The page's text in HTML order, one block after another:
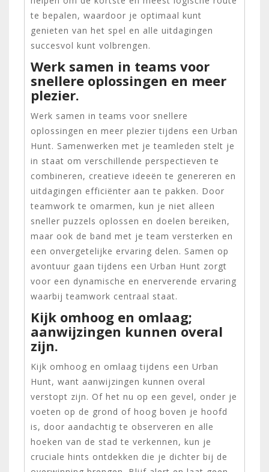
te bepalen, waardoor je optimaal kunt
genieten van het spel en alle uitdagingen
succesvol kunt volbrengen.
Werk samen in teams voor
snellere oplossingen en meer
plezier.
Werk samen in teams voor snellere
oplossingen en meer plezier tijdens een Urban
Hunt. Samenwerken met je teamleden stelt je
in staat om verschillende perspectieven te
combineren, creatieve ideeën te genereren en
uitdagingen efficiënter aan te pakken. Door
teamwork te omarmen, kun je niet alleen
sneller puzzels oplossen en doelen bereiken,
maar ook de band met je team versterken en
een onvergetelijke ervaring delen. Samen op
avontuur gaan tijdens een Urban Hunt zorgt
voor een dynamische en enerverende ervaring
waarbij teamwork centraal staat.
Kijk omhoog en omlaag;
aanwijzingen kunnen overal
zijn.
Kijk omhoog en omlaag tijdens een Urban
Hunt, want aanwijzingen kunnen overal
verstopt zijn. Of het nu op een gevel, onder je
voeten op de grond of hoog boven je hoofd
is, door aandachtig te observeren en alle
hoeken van de stad te verkennen, kun je
cruciale hints ontdekken die je dichter bij de